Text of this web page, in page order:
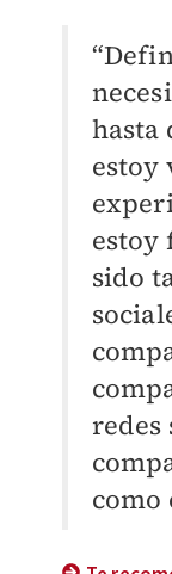
hasta
estoy
estoy
sido
redes
como